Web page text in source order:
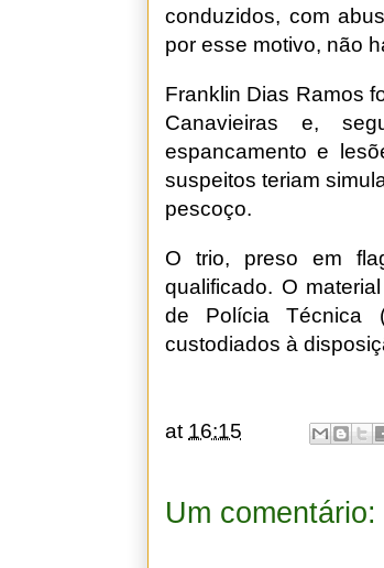
conduzidos, com
por esse motivo, não
Franklin Dias Ramos
Canavieiras e,
espancamento e
suspeitos teriam
pescoço.
O trio, preso em
qualificado. O
de Polícia Técnica
custodiados à
at 16:15
Um comentário: